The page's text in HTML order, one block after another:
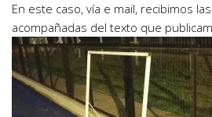
En este caso, vía e mail, recibimos
acompañadas del texto que